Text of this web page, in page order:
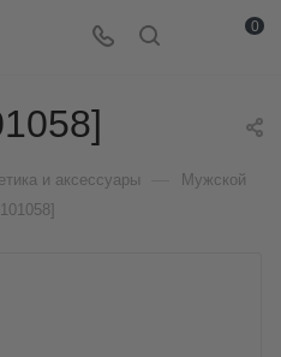
0
и аксессуары Мужской